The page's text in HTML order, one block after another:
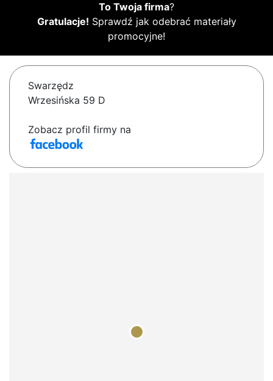
To Twoja firma?
Gratulacje! Sprawdź jak odebrać materiały
promocyjne!
Swarzędz
Wrzesińska 59 D
Zobacz profil firmy na